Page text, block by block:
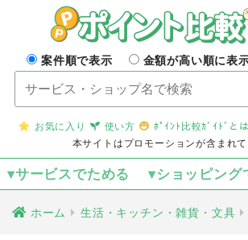
案件順で表示 金額が高い順に表
お気に入り 使い方
ﾎﾟｲﾝﾄ比較ｶﾞｲﾄﾞとは
本サイトはプロモーションが含まれて
▾サービスでためる ▾ショッピング
ホーム 生活・キッチン・雑貨・文具